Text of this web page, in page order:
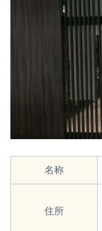
名称
住所